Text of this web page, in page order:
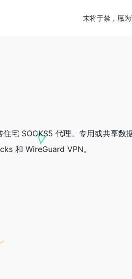
末将于禁，愿为
宅 SOCKS5 代理、专用或共享数
和 WireGuard VPN。